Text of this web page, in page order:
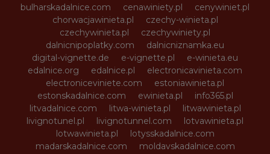
bulharskadalnice.com
cenawiniety.pl
cenywiniet.pl
chorwacjawinieta.pl
czechy-winieta.pl
czechywinieta.pl
czechywiniety.pl
dalnicnipoplatky.com
dalnicniznamka.eu
digital-vignette.de
e-vignette.pl
e-winieta.eu
edalnice.org
edalnice.pl
electronicavinieta.com
electroniceviniete.com
estoniawinieta.pl
estonskadalnice.com
ewinieta.pl
info365.pl
litvadalnice.com
litwa-winieta.pl
litwawinieta.pl
livignotunel.pl
livignotunnel.com
lotvawinieta.pl
lotwawinieta.pl
lotysskadalnice.com
madarskadalnice.com
moldavskadalnice.com